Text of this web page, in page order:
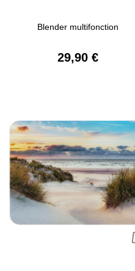
Blender multifonction
29,90 €